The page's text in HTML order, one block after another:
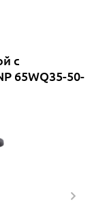
с
65WQ35-50-